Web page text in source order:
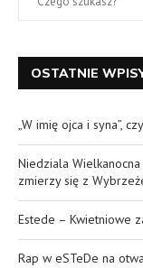
OSTATNIE
„W imię ojca i syna”,
Niedziala
zmierzy się z
Estede – Kwietniowe
Rap w eSTeDe na